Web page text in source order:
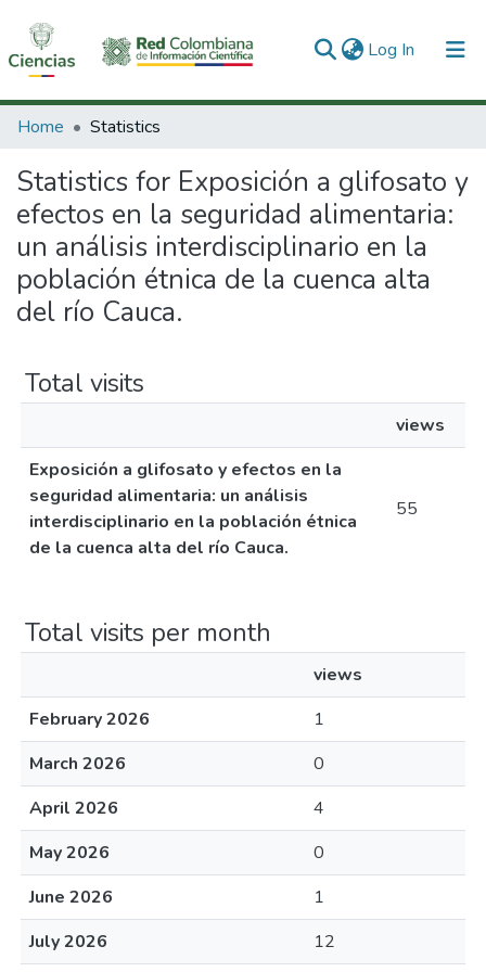
Log In (current)
Communities & Collections
All of DSpace
Home Statistics
Statistics for Exposición a glifosato y
efectos en la seguridad alimentaria:
un análisis interdisciplinario en la
población étnica de la cuenca alta
del río Cauca.
Total visits
views
Exposición a glifosato y efectos en la
seguridad alimentaria: un análisis
interdisciplinario en la población étnica
de la cuenca alta del río Cauca.
55
Total visits per month
views
February 2026
1
March 2026
0
April 2026
4
May 2026
0
June 2026
1
July 2026
12